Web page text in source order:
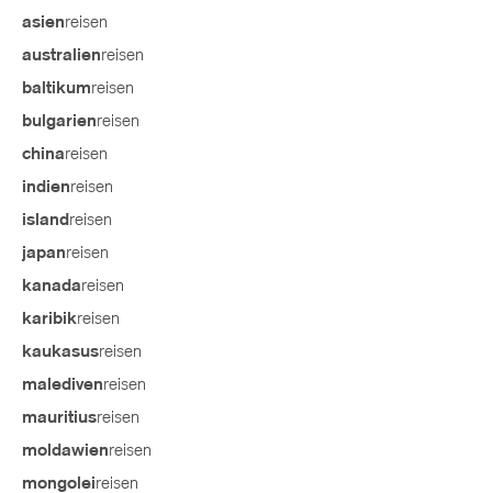
asienreisen
australienreisen
baltikumreisen
bulgarienreisen
chinareisen
indienreisen
island reisen
japanreisen
kanadareisen
karibikreisen
kaukasusreisen
maledivenreisen
mauritiusreisen
moldawienreisen
mongoleireisen